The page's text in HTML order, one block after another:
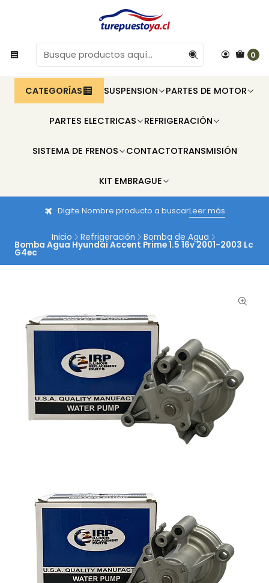
0
CATEGORÍAS SUSPENSION PARTES DE MOTOR
PARTES ELECTRICAS REFRIGERACIÓN
SISTEMA DE FRENOS CONTACTOTRANSMISIÓN
KIT EMBRAGUE
Digite Nombre producto a buscarLeer más
Inicio Refrigeración Bomba de Agua
Bomba Agua Hyundai Accent Prime 1.5 16v 2001-2003 Lc
G4ec